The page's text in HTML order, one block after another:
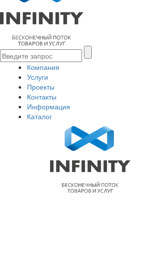
Компания
Услуги
Проекты
Контакты
Информация
Каталог